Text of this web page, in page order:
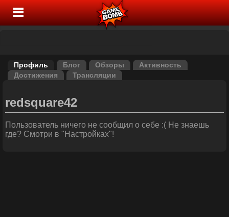
Профиль Блог Обзоры
Активность
Достижения
Трансляции
redsquare42
Пользователь ничего не сообщил о себе :( Не знаешь
где? Смотри в "Настройках"!